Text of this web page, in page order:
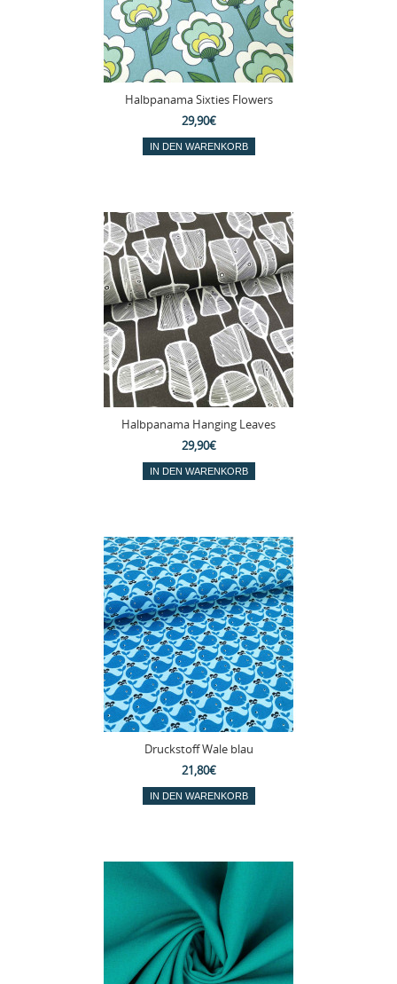
Halbpanama Sixties Flowers
29,90€
Halbpanama Hanging Leaves
29,90€
Druckstoff Wale blau
21,80€